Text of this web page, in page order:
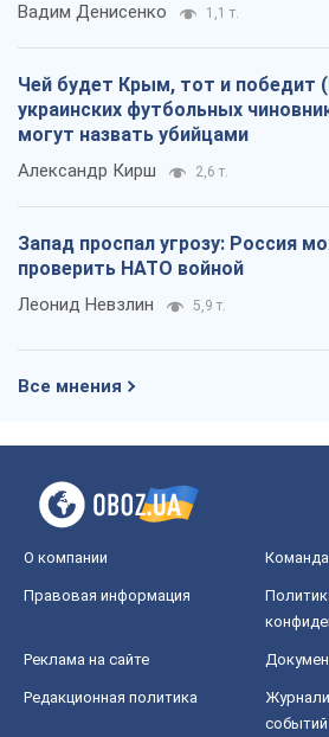
Вадим Денисенко 1,1 т.
Чей будет Крым, тот и победит
украинских футбольных
могут назвать убийцами
Александр Кирш 2,6 т.
Запад проспал угрозу: Россия
проверить НАТО войной
Леонид Невзлин 5,9 т.
Все мнения
О компании Команда
Правовая информация
Реклама на сайте
Редакционная политика
событий